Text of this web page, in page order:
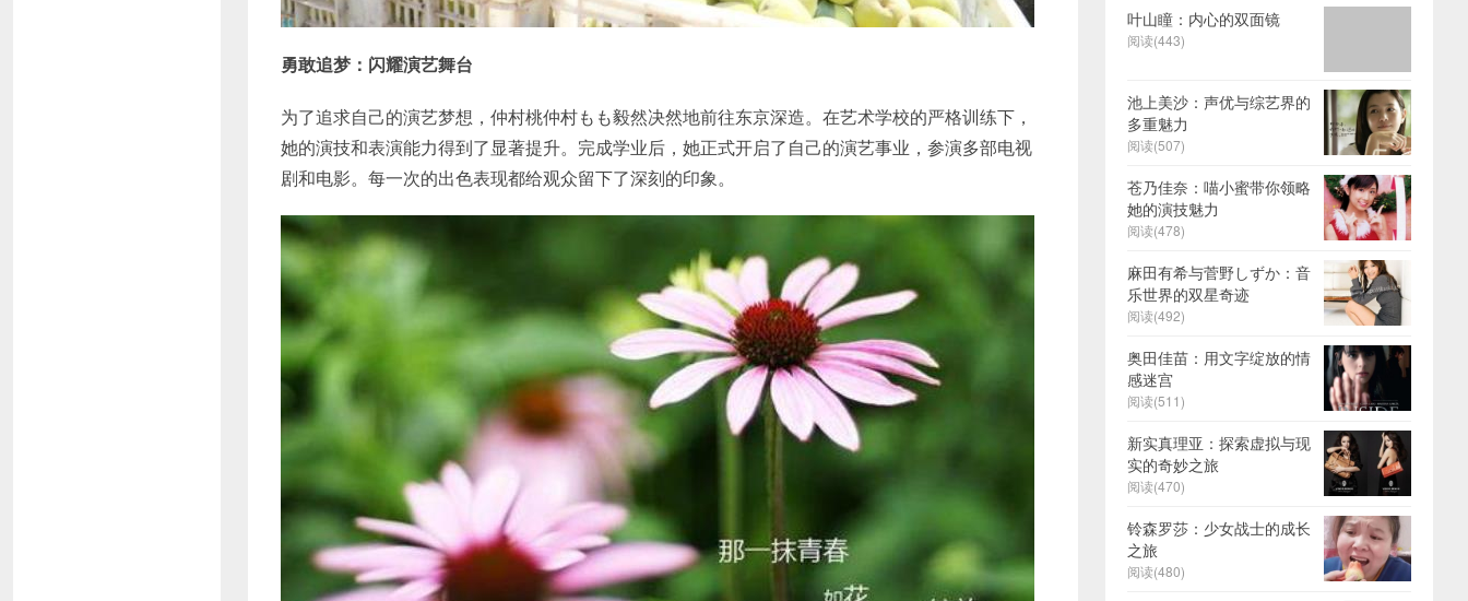
勇敢追梦：闪耀演艺舞台
为了追求自己的演艺梦想，仲村桃仲村もも毅然决然地前往东京深造。在艺术学校的严格训练下，
她的演技和表演能力得到了显著提升。完成学业后，她正式开启了自己的演艺事业，参演多部电视
剧和电影。每一次的出色表现都给观众留下了深刻的印象。
叶山瞳：内心的双面镜
阅读(443)
池上美沙：声优与综艺界的
多重魅力
阅读(507)
苍乃佳奈：喵小蜜带你领略
她的演技魅力
阅读(478)
麻田有希与菅野しずか：音
乐世界的双星奇迹
阅读(492)
奥田佳苗：用文字绽放的情
感迷宫
阅读(511)
新实真理亚：探索虚拟与现
实的奇妙之旅
阅读(470)
铃森罗莎：少女战士的成长
之旅
阅读(480)